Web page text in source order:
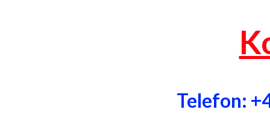
Telefon: